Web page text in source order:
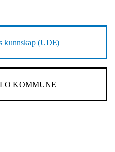
kunnskap (UDE)
KOMMUNE